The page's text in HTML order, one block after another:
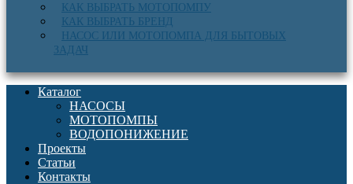
КАК ВЫБРАТЬ МОТОПОМПУ
КАК ВЫБРАТЬ БРЕНД
НАСОС ИЛИ МОТОПОМПА ДЛЯ БЫТОВЫХ
ЗАДАЧ
Каталог
НАСОСЫ
МОТОПОМПЫ
ВОДОПОНИЖЕНИЕ
Проекты
Статьи
Контакты